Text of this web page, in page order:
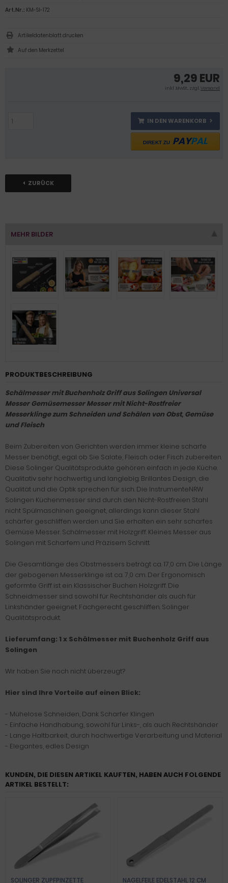
9,29 EUR
inkl .MwSt., zzgl.Versand
IN DEN WARENKORB
DIREKT ZU PAYPAL
ZURÜCK
Art.Nr.: KM-SI-172
Artikeldatenblatt drucken
MEHR BILDER
PRODUKTBESCHREIBUNG
Schälmesser mit Buchenholz Griff aus Solingen Universal
Messer Gemüsemesser Messer mit Nicht-Rostfreier
Messerklinge zum Schneiden und Schälen von Obst, Gemüse
und Fleisch
Beim Zubereiten von Gerichten werden immer kleine scharfe
Messer benötigt, egal ob Sie Salate, Fleisch oder Fisch zubereiten.
Diese Solinger Qualitätsprodukte gehören einfach in jede Küche.
Qualitativ sehr hochwertig und langlebig. Brillantes Design, die
Qualität und die Optik sprechen für sich. Die InstrumenteNRW
Solingen Küchenmesser sind durch den Nicht-Rostfreien Stahl
nicht Spülmaschinen geeignet, allerdings kann dieser Stahl
schärfer geschliffen werden und Sie erhalten ein sehr scharfes
Gemüse Messer. Schälmesser mit Holzgriff. Kleines Messer aus
Solingen mit Scharfem und Präzisem Schnitt.
Die Gesamtlänge des Obstmessers beträgt ca. 17,0 cm. Die Länge
der gebogenen Messerklinge ist ca. 7,0 cm. Der Ergonomisch
geformte Griff ist ein Klassischer Buchen Holzgriff. Die
Schneidmesser sind sowohl für Rechtshänder als auch für
Linkshänder geeignet. Fachgerecht geschliffen. Solinger
Qualitätsprodukt.
Lieferumfang: 1 x Schälmesser mit Buchenholz Griff aus
Solingen
Wir haben Sie noch nicht überzeugt?
Hier sind Ihre Vorteile auf einen Blick:
- Mühelose Schneiden, Dank Scharfer Klingen
- Einfache Handhabung, sowohl für Links-, als auch Rechtshänder
- Lange Haltbarkeit, durch hochwertige Verarbeitung und Material
- Elegantes, edles Design
KUNDEN, DIE DIESEN ARTIKEL KAUFTEN, HABEN AUCH FOLGENDE
ARTIKEL BESTELLT:
SOLINGER ZUPFPINZETTE NAGELFEILE EDELSTAHL 12 CM